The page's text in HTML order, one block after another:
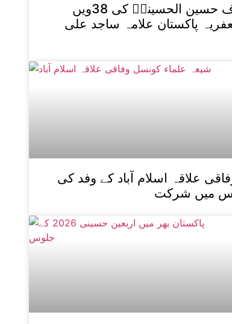
شہید قائد علامہ عارف حسین الحسینیؒ کی 38ویں
پاکستان علامہ ساجد علی
علاقہ اسلام آباد کے وفد کی
میں شرکت